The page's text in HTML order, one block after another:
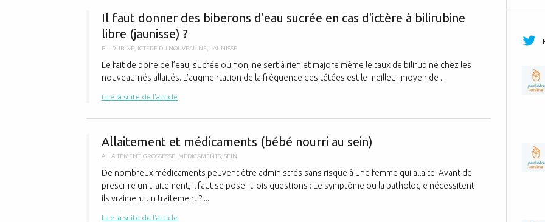
Il faut donner des biberons d'eau sucrée en cas d'ictère à bilirubine
libre (jaunisse) ?
BILIRUBINE ICTÈRE DU NOUVEAU NÉ JAUNISSE
Le fait de boire de l’eau, sucrée ou non, ne sert à rien et majore même le taux de bilirubine chez les
nouveau-nés allaités. L’augmentation de la fréquence des tétées est le meilleur moyen de ...
Lire la suite de l'article
Allaitement et médicaments (bébé nourri au sein)
ALLAITEMENT, GROSSESSE MÉDICAMENTS SEIN
De nombreux médicaments peuvent être administrés sans risque à une femme qui allaite. Avant de
prescrire un traitement, il faut se poser trois questions : Le symptôme ou la pathologie nécessitent-
ils vraiment un traitement ? ...
Lire la suite de l'article
Allaitement